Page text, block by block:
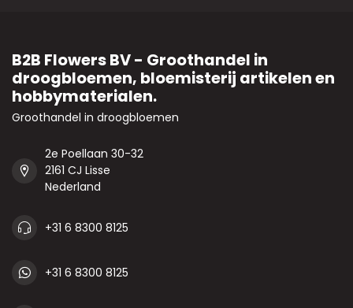
B2B Flowers BV - Groothandel in
droogbloemen, bloemisterij artikelen en
hobbymaterialen.
Groothandel in droogbloemen
2e Poellaan 30-32
2161 CJ Lisse
Nederland
+31 6 8300 8125
+31 6 8300 8125